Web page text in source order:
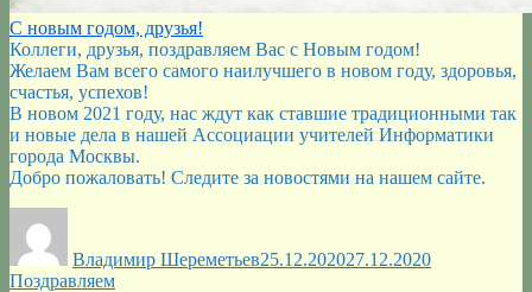
С новым годом, друзья!
Коллеги, друзья, поздравляем Вас с Новым годом!
Желаем Вам всего самого наилучшего в новом году, здоровья,
счастья, успехов!
В новом 2021 году, нас ждут как ставшие традиционными так
и новые дела в нашей Ассоциации учителей Информатики
города Москвы.
Добро пожаловать! Следите за новостями на нашем сайте.
Владимир Шереметьев25.12.202027.12.2020
Поздравляем